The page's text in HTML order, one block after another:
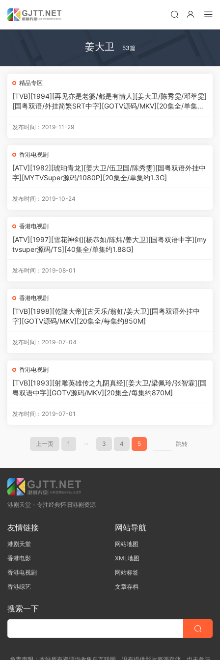
姜大卫 53篇
精品专区
[TVB][1994][再见亦是老婆/都是有情人][姜大卫/陈秀雯/邓萃雯]
[国粤双语/外挂简繁SRT中字][GOTV源码/MKV][20集全/单集约
发布时间：2019-11-29
香港电视剧
[ATV][1982][琥珀青龙][姜大卫/伍卫国/陈秀雯][国粤双语外挂中
字][MYTVSuper源码/1080P][20集全/单集约1.3G]
发布时间：2019-10-24
香港电视剧
[ATV][1997][雪花神剑][杨恭如/陈炜/姜大卫][国粤双语中字][my
tvsuper源码/TS][40集全/单集约1.88G]
发布时间：2019-08-01
香港电视剧
[TVB][1998][乾隆大帝][古天乐/翁虹/姜大卫][国粤双语外挂中
字][GOTV源码/MKV][20集全/每集约850M]
发布时间：2019-07-04
香港电视剧
[TVB][1993][射雕英雄传之九阴真经][姜大卫/梁佩玲/张智霖][国
粤双语中字][GOTV源码/MKV][20集全/每集约870M]
发布时间：2019-07-01
上一页 1 ··· 3 4 5 跳转
港剧天堂 - 专注经典怀旧港剧资源
友情链接
港剧天堂
香港电影
香港电视剧
香港综艺
网站导航
网站地图
XML地图
网站标签
文章存档
搜索一下